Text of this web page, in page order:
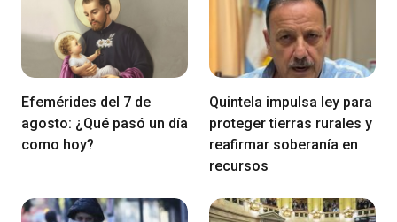
Efemérides del 7 de
agosto: ¿Qué pasó un día
como hoy?
Quintela impulsa ley para
proteger tierras rurales y
reafirmar soberanía en
recursos